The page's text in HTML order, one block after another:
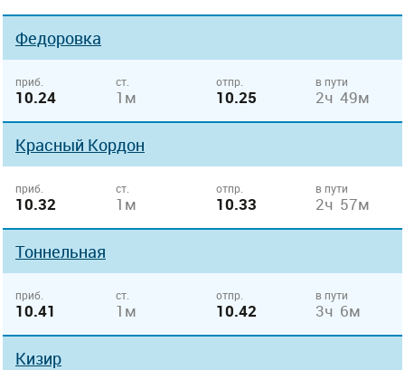
Федоровка
приб.
10.24
ст.
1м
отпр.
10.25
в пути
2ч 49м
Красный Кордон
приб.
10.32
ст.
1м
отпр.
10.33
в пути
2ч 57м
Тоннельная
приб.
10.41
ст.
1м
отпр.
10.42
в пути
3ч 6м
Кизир